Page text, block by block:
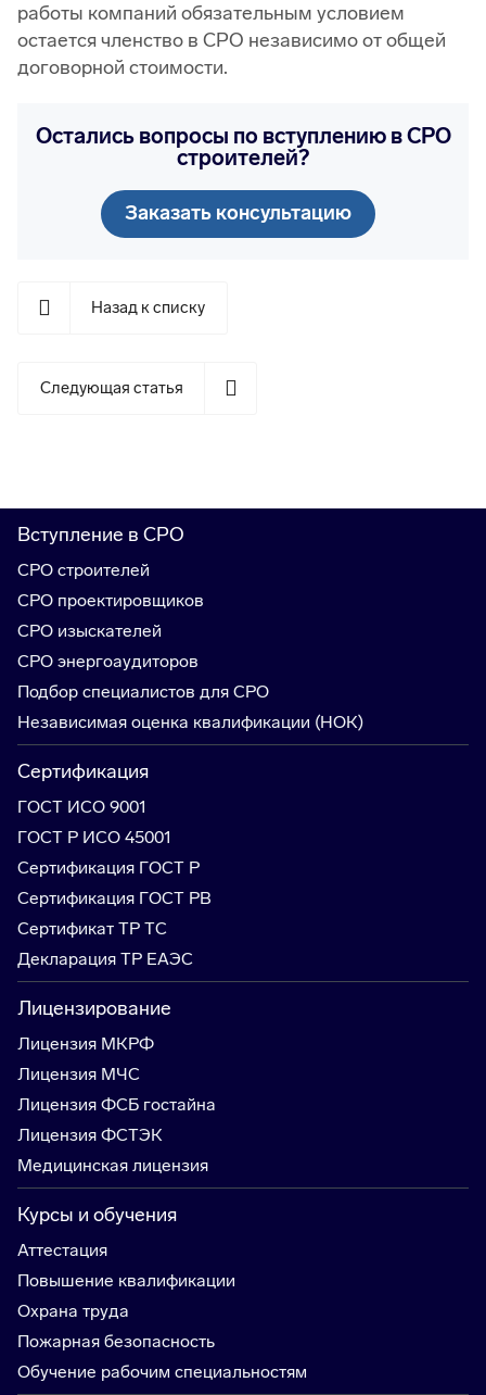
работы компаний обязательным условием
остается членство в СРО независимо от общей
договорной стоимости.
Остались вопросы по вступлению в СРО
строителей?
Заказать консультацию
Назад к списку
Следующая статья
Вступление в СРО
СРО строителей
СРО проектировщиков
СРО изыскателей
СРО энергоаудиторов
Подбор специалистов для СРО
Независимая оценка квалификации (НОК)
Сертификация
ГОСТ ИСО 9001
ГОСТ Р ИСО 45001
Сертификация ГОСТ Р
Сертификация ГОСТ РВ
Сертификат ТР ТС
Декларация ТР ЕАЭС
Лицензирование
Лицензия МКРФ
Лицензия МЧС
Лицензия ФСБ гостайна
Лицензия ФСТЭК
Медицинская лицензия
Курсы и обучения
Аттестация
Повышение квалификации
Охрана труда
Пожарная безопасность
Обучение рабочим специальностям